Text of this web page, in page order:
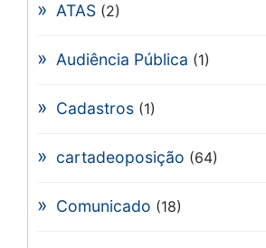
ATAS (2)
Audiência Pública (1)
Cadastros (1)
cartadeoposição (64)
Comunicado (18)